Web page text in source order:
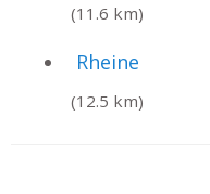
(11.6 km)
Rheine
(12.5 km)